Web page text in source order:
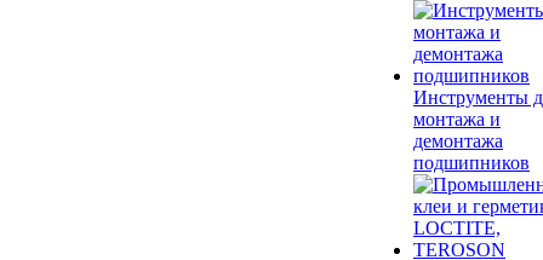
Инструменты
монтажа и
демонтажа
подшипников